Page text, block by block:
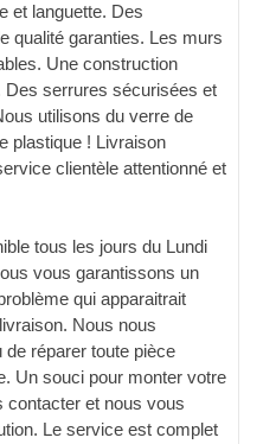
et languette. Des
qualité garanties. Les murs
Une construction
Des serrures sécurisées et
utilisons du verre de
plastique ! Livraison
clientèle attentionné et
tous les jours du Lundi
vous garantissons un
qui apparaitrait
Nous nous
réparer toute pièce
Un souci pour monter votre
contacter et nous vous
Le service est complet